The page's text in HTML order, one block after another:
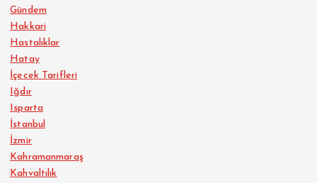
Gündem
Hakkari
Hastalıklar
Hatay
İçecek Tarifleri
Iğdır
Isparta
İstanbul
İzmir
Kahramanmaraş
Kahvaltılık